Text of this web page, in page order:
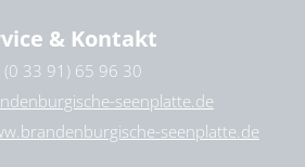
& Kontakt
(0 33 91) 65 96 30
seenplatte.de
seenplatte.de